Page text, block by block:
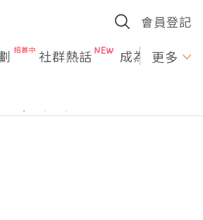
會員登記
社群熱話 成為U更多